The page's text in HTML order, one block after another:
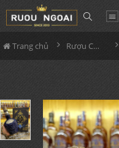
Trang chủ Rượu Chivas